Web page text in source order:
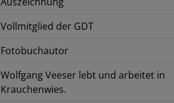
Vollmitglied der GDT
Fotobuchautor
Wolfgang Veeser lebt und arbeitet in
Krauchenwies.